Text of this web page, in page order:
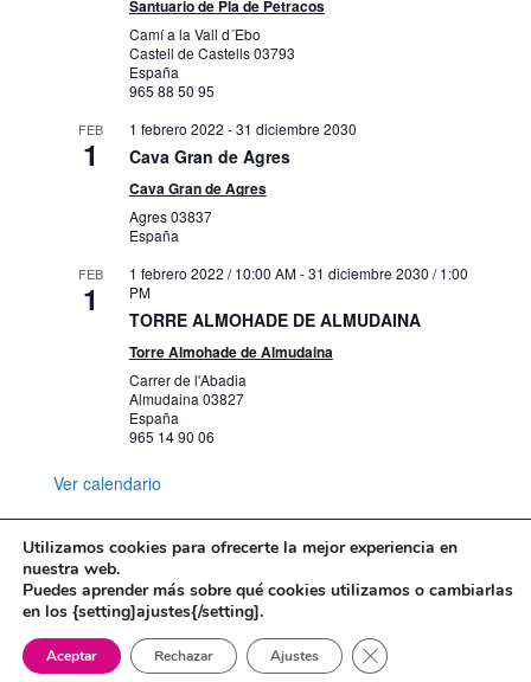
Santuario de Pla de Petracos
Camí a la Vall d´Ebo
Castell de Castells03793
España
965 88 50 95
FEB
1
1 febrero 2022 -31 diciembre 2030
Cava Gran de Agres
Cava Gran de Agres
Agres03837
España
FEB
1
1 febrero 2022 / 10:00 AM-31 diciembre 2030 / 1:00
PM
TORRE ALMOHADE DE ALMUDAINA
Torre Almohade de Almudaina
Carrer de l'Abadia
Almudaina 03827
España
965 14 90 06
Ver calendario
Mapa web
Política de Privacidad
Politica de cookies
Utilizamos cookies para ofrecerte la mejor experiencia en
nuestra web.
Puedes aprender más sobre qué cookies utilizamos o cambiarlas
en los {setting]ajustes{/setting].
Aceptar Rechazar Ajustes Cerrar el banner de